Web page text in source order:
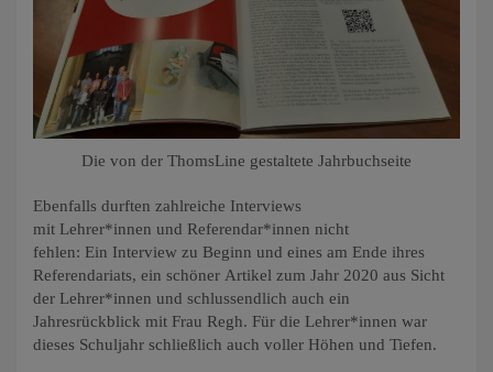
Die von der ThomsLine gestaltete Jahrbuchseite
Ebenfalls durften zahlreiche Interviews
mit Lehrer*innen und Referendar*innen nicht
fehlen: Ein Interview zu Beginn und eines am Ende ihres
Referendariats, ein schöner Artikel zum Jahr 2020 aus Sicht
der Lehrer*innen und schlussendlich auch ein
Jahresrückblick mit Frau Regh. Für die Lehrer*innen war
dieses Schuljahr schließlich auch voller Höhen und Tiefen.